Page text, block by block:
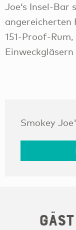
Joe‘s Insel-Bar
angereicherten
151-Proof-
Smokey